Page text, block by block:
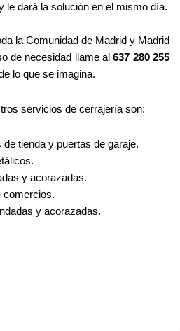
le dará la solución en el mismo día.
la Comunidad de Madrid y Madrid
de necesidad llame al637 280 255
lo que se imagina.
de cerrajería son:
de tienda y puertas de garaje.
y acorazadas.
comercios.
y acorazadas.